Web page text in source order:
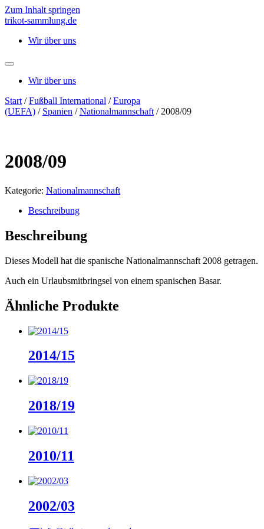
Zum Inhalt springen
trikot-sammlung.de
Wir über uns
Wir über uns
Start /Fußball International /Europa
(UEFA) / Spanien /Nationalmannschaft / 2008/09
2008/09
Kategorie: Nationalmannschaft
Beschreibung
Beschreibung
Dieses Modell hat die spanische Nationalmannschaft 2008 getragen.
Auch ein Urlaubsmitbringsel von einem spanischen Basar.
Ähnliche Produkte
2014/15
2018/19
2010/11
2002/03